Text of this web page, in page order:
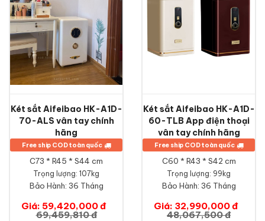
Két sắt Aifeibao HK-A1D-
70-ALS vân tay chính
hãng
Free ship COD toàn quốc
C73 * R45 * S44 cm
Trọng lượng: 107kg
Bảo Hành: 36 Tháng
Giá: 59,420,000 đ
69,459,810 đ
Két sắt Aifeibao HK-A1D-
60-TLB App điện thoại
vân tay chính hãng
Free ship COD toàn quốc
C60 * R43 * S42 cm
Trọng lượng: 99kg
Bảo Hành: 36 Tháng
Giá: 32,990,000 đ
48,067,500 đ